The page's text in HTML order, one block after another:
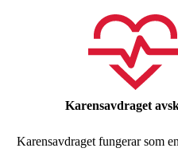
Karensavdraget
Karensavdraget fungerar som